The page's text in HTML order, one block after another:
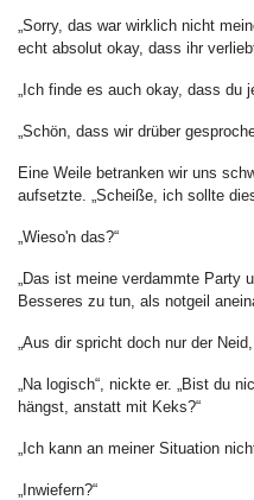
„Sorry, das war wirklich nicht
echt absolut okay, dass ihr
„Ich finde es auch okay, dass du
„Schön, dass wir drüber
Eine Weile betranken wir uns
aufsetzte. „Scheiße, ich sollte
„Wieso'n das?“
„Das ist meine verdammte Party
Besseres zu tun, als notgeil
„Aus dir spricht doch nur der Neid,
„Na logisch“, nickte er. „Bist du
hängst, anstatt mit Keks?“
„Ich kann an meiner Situation
„Inwiefern?“